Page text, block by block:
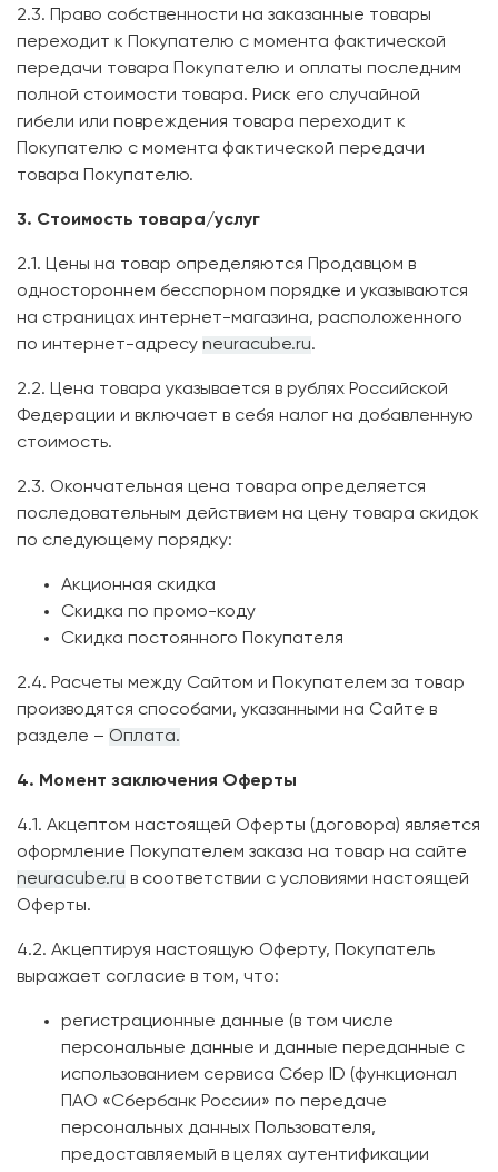
2.3. Право собственности на заказанные товары
переходит к Покупателю с момента фактической
передачи товара Покупателю и оплаты последним
полной стоимости товара. Риск его случайной
гибели или повреждения товара переходит к
Покупателю с момента фактической передачи
товара Покупателю.
3. Стоимость товара/услуг
2.1. Цены на товар определяются Продавцом в
одностороннем бесспорном порядке и указываются
на страницах интернет-магазина, расположенного
по интернет-адресу neuracube.ru.
2.2. Цена товара указывается в рублях Российской
Федерации и включает в себя налог на добавленную
стоимость.
2.3. Окончательная цена товара определяется
последовательным действием на цену товара скидок
по следующему порядку:
Акционная скидка
Скидка по промо-коду
Скидка постоянного Покупателя
2.4. Расчеты между Сайтом и Покупателем за товар
производятся способами, указанными на Сайте в
разделе – Оплата.
4. Момент заключения Оферты
4.1. Акцептом настоящей Оферты (договора) является
оформление Покупателем заказа на товар на сайте
neuracube.ru в соответствии с условиями настоящей
Оферты.
4.2. Акцептируя настоящую Оферту, Покупатель
выражает согласие в том, что:
регистрационные данные (в том числе
персональные данные и данные переданные с
использованием сервиса Сбер ID (функционал
ПАО «Сбербанк России» по передаче
персональных данных Пользователя,
предоставляемый в целях аутентификации